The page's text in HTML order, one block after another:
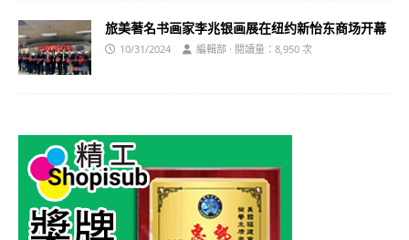
旅美著名书画家李兆银画展在纽约新怡东商场开幕
10/31/2024 編輯部 · 閱讀量：8,950 次